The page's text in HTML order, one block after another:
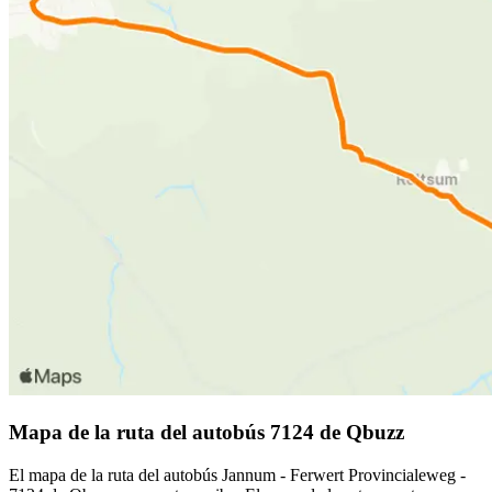
Mapa de la ruta del autobús 7124 de Qbuzz
El mapa de la ruta del autobús Jannum - Ferwert Provincialeweg -